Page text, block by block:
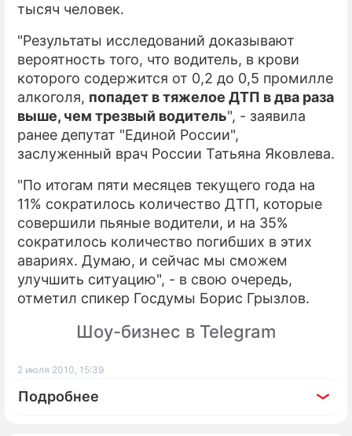
тысяч человек.
"Результаты исследований доказывают
вероятность того, что водитель, в крови
которого содержится от 0,2 до 0,5 промилле
алкоголя, попадет в тяжелое ДТП в два раза
выше, чем трезвый водитель", - заявила
ранее депутат "Единой России",
заслуженный врач России Татьяна Яковлева.
"По итогам пяти месяцев текущего года на
11% сократилось количество ДТП, которые
совершили пьяные водители, и на 35%
сократилось количество погибших в этих
авариях. Думаю, и сейчас мы сможем
улучшить ситуацию", - в свою очередь,
отметил спикер Госдумы Борис Грызлов.
Шоу-бизнес в Telegram
2 июля 2010, 15:39
Подробнее